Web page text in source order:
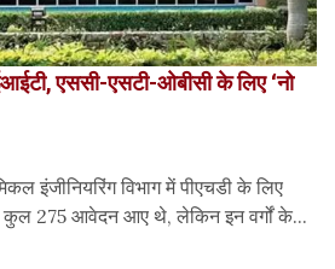
एससी-एसटी-ओबीसी के लिए ‘नो
इंजीनियरिंग विभाग में पीएचडी के लिए
कुल 275 आवेदन आए थे, लेकिन इन वर्गों के...